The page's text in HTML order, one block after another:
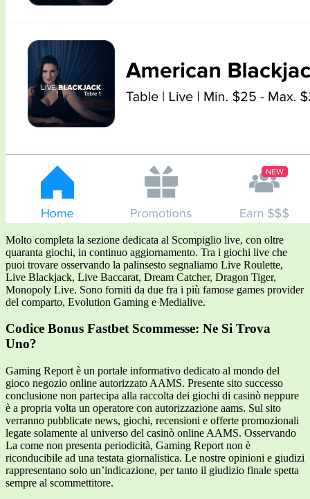
Molto completa la sezione dedicata al Scompiglio live, con oltre
quaranta giochi, in continuo aggiornamento. Tra i giochi live che
puoi trovare osservando la palinsesto segnaliamo Live Roulette,
Live Blackjack, Live Baccarat, Dream Catcher, Dragon Tiger,
Monopoly Live. Sono forniti da due fra i più famose games provider
del comparto, Evolution Gaming e Medialive.
Codice Bonus Fastbet Scommesse: Ne Si Trova
Uno?
Gaming Report è un portale informativo dedicato al mondo del
gioco negozio online autorizzato AAMS. Presente sito successo
conclusione non partecipa alla raccolta dei giochi di casinò neppure
è a propria volta un operatore con autorizzazione aams. Sul sito
verranno pubblicate news, giochi, recensioni e offerte promozionali
legate solamente al universo del casinò online AAMS. Osservando
La come non presenta periodicità, Gaming Report non è
riconducibile ad una testata giornalistica. Le nostre opinioni e giudizi
rappresentano solo un’indicazione, per tanto il giudizio finale spetta
sempre al scommettitore.